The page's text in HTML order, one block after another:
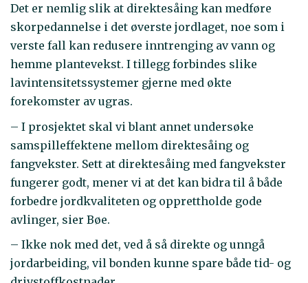
Det er nemlig slik at direktesåing kan medføre
skorpedannelse i det øverste jordlaget, noe som i
verste fall kan redusere inntrenging av vann og
hemme plantevekst. I tillegg forbindes slike
lavintensitetssystemer gjerne med økte
forekomster av ugras.
– I prosjektet skal vi blant annet undersøke
samspilleffektene mellom direktesåing og
fangvekster. Sett at direktesåing med fangvekster
fungerer godt, mener vi at det kan bidra til å både
forbedre jordkvaliteten og opprettholde gode
avlinger, sier Bøe.
– Ikke nok med det, ved å så direkte og unngå
jordarbeiding, vil bonden kunne spare både tid- og